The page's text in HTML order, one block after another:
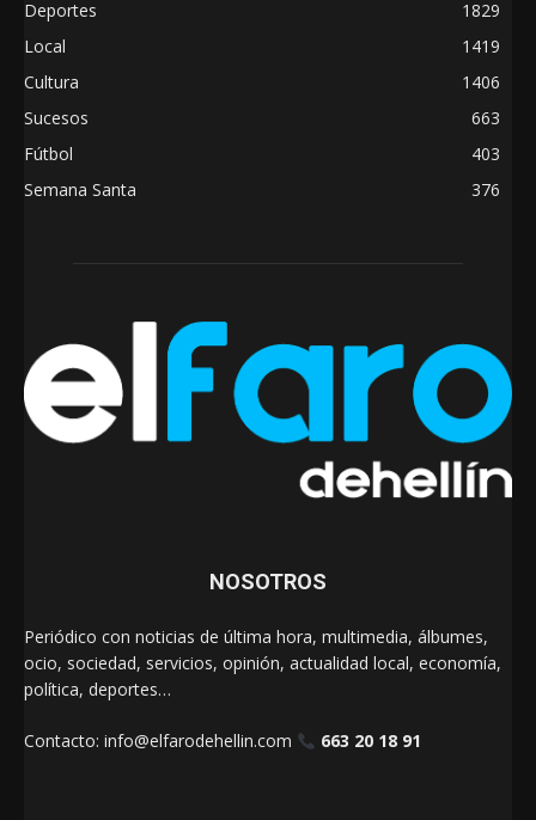
Deportes
1829
Local
1419
Cultura
1406
Sucesos
663
Fútbol
403
Semana Santa
376
NOSOTROS
Periódico con noticias de última hora, multimedia, álbumes,
ocio, sociedad, servicios, opinión, actualidad local, economía,
política, deportes…
Contacto: info@elfarodehellin.com 663 20 18 91